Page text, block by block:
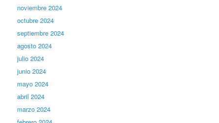
noviembre 2024
octubre 2024
septiembre 2024
agosto 2024
julio 2024
junio 2024
mayo 2024
abril 2024
marzo 2024